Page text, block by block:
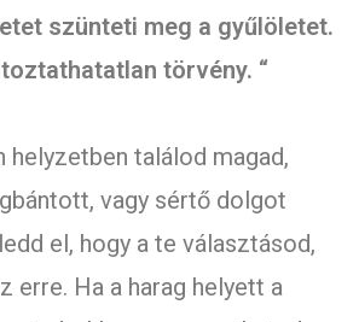
szünteti meg a gyűlöletet.
törvény. “
helyzetben találod magad,
vagy sértő dolgot
el, hogy a te választásod,
erre. Ha a harag helyett a